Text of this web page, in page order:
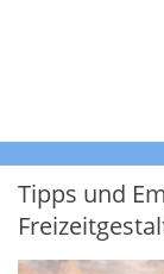
Tipps und